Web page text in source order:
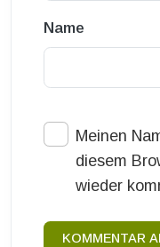
Name
Meinen
diesem
wieder
KOMMENTAR